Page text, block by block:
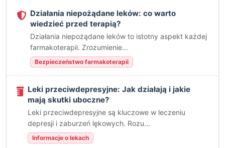
Działania niepożądane leków: co warto
wiedzieć przed terapią?
Działania niepożądane leków to istotny aspekt każdej
farmakoterapii. Zrozumienie...
Bezpieczeństwo farmakoterapii
Leki przeciwdepresyjne: Jak działają i jakie
mają skutki uboczne?
Leki przeciwdepresyjne są kluczowe w leczeniu
depresji i zaburzeń lękowych. Rozu...
Informacje o lekach